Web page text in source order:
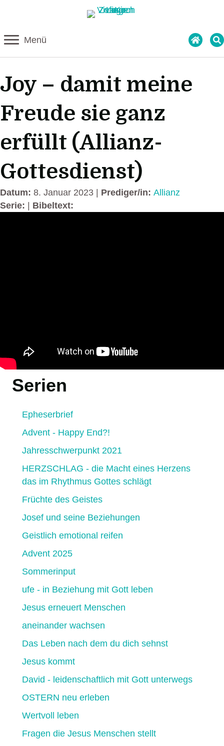
Menü
Joy – damit meine
Freude sie ganz
erfüllt (Allianz-
Gottesdienst)
Datum: 8. Januar 2023 | Prediger/in: Allianz
Serie:
Bibeltext:
Serien
Epheserbrief
Advent - Happy End?!
Jahresschwerpunkt 2021
HERZSCHLAG - die Macht eines Herzens
das im Rhythmus Gottes schlägt
Früchte des Geistes
Josef und seine Beziehungen
Geistlich emotional reifen
Advent 2025
Sommerinput
ufe - in Beziehung mit Gott leben
Jesus erneuert Menschen
aneinander wachsen
Das Leben nach dem du dich sehnst
Jesus kommt
David - leidenschaftlich mit Gott unterwegs
OSTERN neu erleben
Wertvoll leben
Fragen die Jesus Menschen stellt